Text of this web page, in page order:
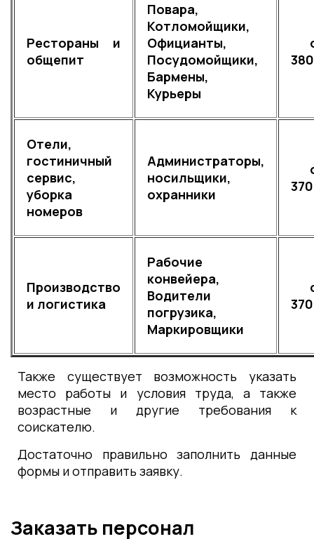
Рестораны и
общепит
Повара,
Котломойщики,
Официанты,
Посудомойщики,
Бармены,
Курьеры
380
Отели,
гостиничный
сервис,
уборка
номеров
Администраторы,
носильщики,
охранники
Производство
и логистика
Рабочие
конвейера,
Водители
погрузика,
Маркировщики
Также существует возможность указать
место работы и условия труда, а также
возрастные и другие требования к
соискателю.
Достаточно правильно заполнить данные
формы и отправить заявку.
Заказать персонал